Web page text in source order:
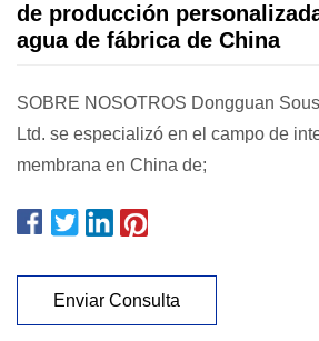
de producción
agua de fábrica de China
SOBRE NOSOTROS Dongguan
Ltd. se especializó en el campo de
membrana en China de;
Enviar Consulta